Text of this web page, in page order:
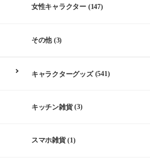
女性キャラクター (147)
その他(3)
キャラクターグッズ(541)
キッチン雑貨(3)
スマホ雑貨(1)